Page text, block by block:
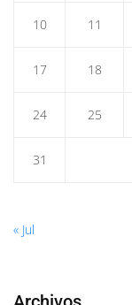
10 11
17 18
24 25
31
« Jul